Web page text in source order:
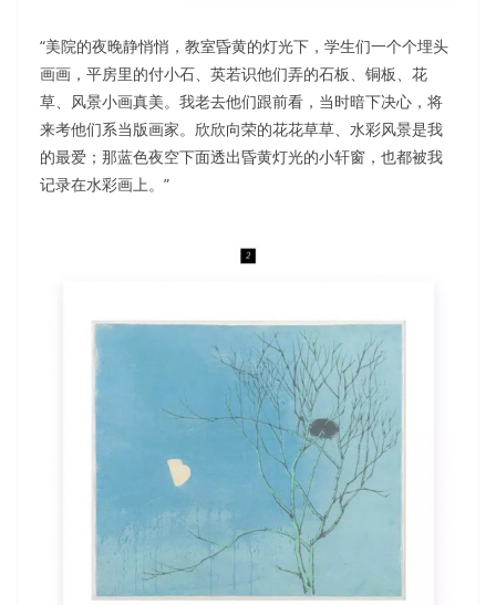
“美院的夜晚静悄悄，教室昏黄的灯光下，学生们一个个埋头
画画，平房里的付小石、英若识他们弄的石板、铜板、花
草、风景小画真美。我老去他们跟前看，当时暗下决心，将
来考他们系当版画家。欣欣向荣的花花草草、水彩风景是我
的最爱；那蓝色夜空下面透出昏黄灯光的小轩窗，也都被我
记录在水彩画上。”